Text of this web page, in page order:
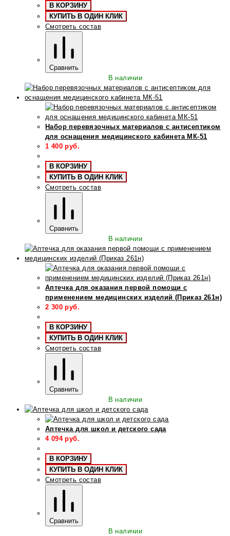
В КОРЗИНУ
КУПИТЬ В ОДИН КЛИК
Смотреть состав
Сравнить
В наличии
Набор перевязочных материалов с антисептиком
для оснащения медицинского кабинета МК-51
1 400 руб.
В КОРЗИНУ
КУПИТЬ В ОДИН КЛИК
Смотреть состав
Сравнить
В наличии
Аптечка для оказания первой помощи с
применением медицинских изделий (Приказ 261н)
2 300 руб.
В КОРЗИНУ
КУПИТЬ В ОДИН КЛИК
Смотреть состав
Сравнить
В наличии
Аптечка для школ и детского сада
4 094руб.
В КОРЗИНУ
КУПИТЬ В ОДИН КЛИК
Смотреть состав
Сравнить
В наличии